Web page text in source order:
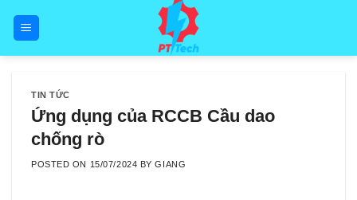
TIN TỨC
Ứng dụng của RCCB Cầu dao
chống rò
POSTED ON 15/07/2024 BYGIANG